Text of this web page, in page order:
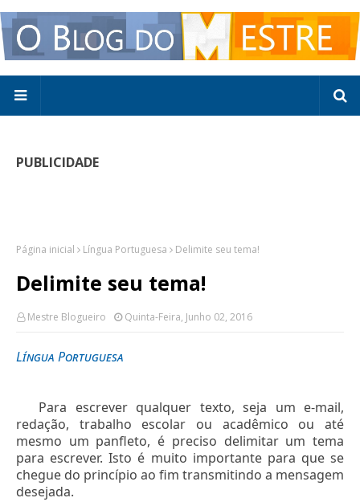
PUBLICIDADE
Página inicial Língua Portuguesa Delimite seu tema!
Delimite seu tema!
Mestre Blogueiro Quinta-Feira, Junho 02, 2016
Língua Portuguesa
Para escrever qualquer texto, seja um e-mail,
redação, trabalho escolar ou acadêmico ou até
mesmo um panfleto, é preciso delimitar um tema
para escrever. Isto é muito importante para que se
chegue do princípio ao fim transmitindo a mensagem
desejada.